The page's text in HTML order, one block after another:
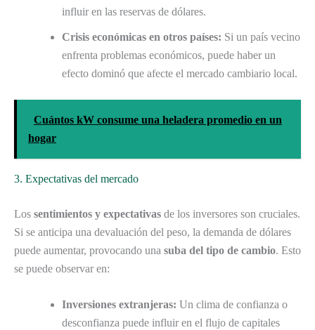
influir en las reservas de dólares.
Crisis económicas en otros países: Si un país vecino
enfrenta problemas económicos, puede haber un
efecto dominó que afecte el mercado cambiario local.
Cuántos kW consume una heladera promedio en un
hogar
3. Expectativas del mercado
Los sentimientos y expectativas de los inversores son cruciales.
Si se anticipa una devaluación del peso, la demanda de dólares
puede aumentar, provocando una suba del tipo de cambio. Esto
se puede observar en:
Inversiones extranjeras: Un clima de confianza o
desconfianza puede influir en el flujo de capitales